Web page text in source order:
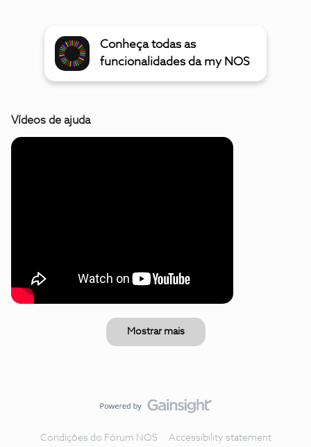
Conheça todas as
funcionalidades da my NOS
Vídeos de ajuda
Mostrar mais
Condições do Fórum NOS Accessibility statement